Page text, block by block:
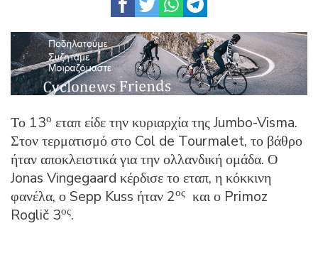
Το 13ο εταπ είδε την κυριαρχία της Jumbo-Visma.
Στον τερματισμό στο Col de Tourmalet, το βάθρο
ήταν αποκλειστικά για την ολλανδική ομάδα. Ο
Jonas Vingegaard κέρδισε το εταπ, η κόκκινη
φανέλα, ο Sepp Kuss ήταν 2ος και ο Primoz
Roglič 3ος.